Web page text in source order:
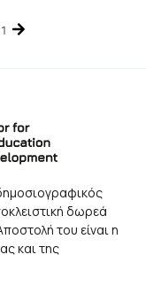
Page
δωρεά
του είναι η
και της